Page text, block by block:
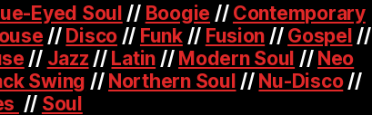
Eyed Soul // Boogie // Contemporary
// Disco // Funk// Fusion // Gospel //
// Jazz // Latin // Modern Soul // Neo
Swing // Northern Soul // Nu-Disco//
// Soul